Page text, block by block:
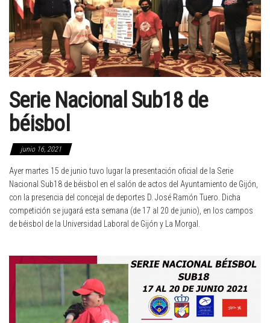
Serie Nacional Sub18 de
béisbol
junio 16, 2021
Ayer martes 15 de junio tuvo lugar la presentación oficial de la Serie
Nacional Sub18 de béisbol en el salón de actos del Ayuntamiento de Gijón,
con la presencia del concejal de deportes D. José Ramón Tuero. Dicha
competición se jugará esta semana (de 17 al 20 de junio), en los campos
de béisbol de la Universidad Laboral de Gijón y La Morgal.